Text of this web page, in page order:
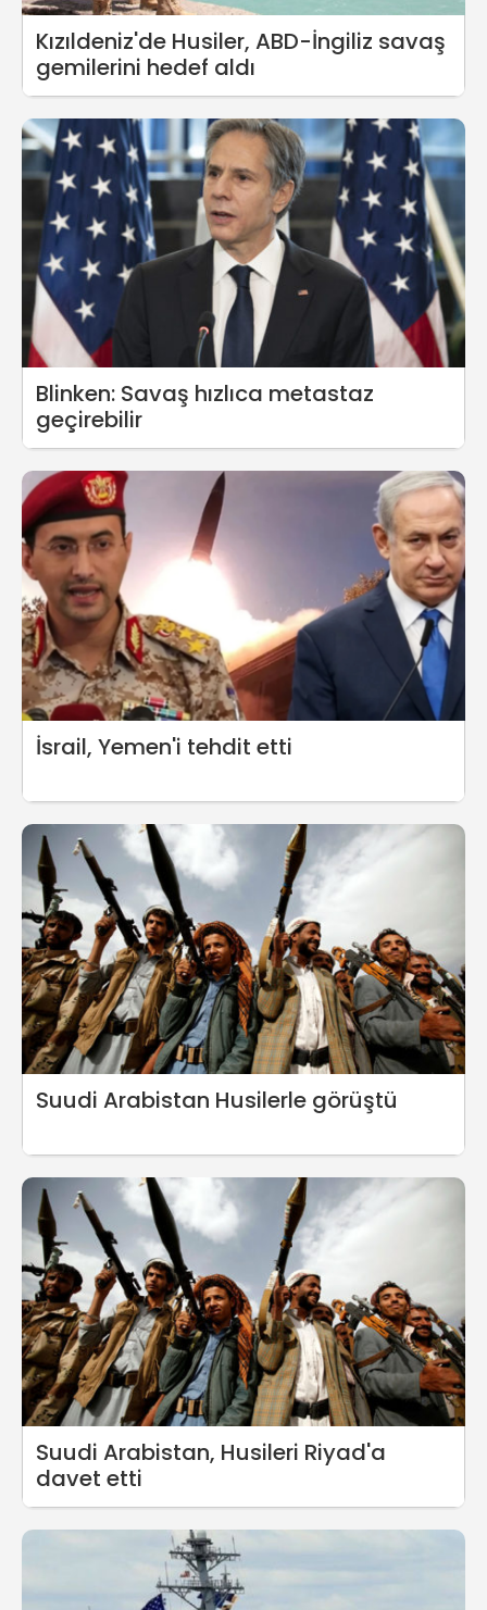
Kızıldeniz'de Husiler, ABD-İngiliz savaş
gemilerini hedef aldı
Blinken: Savaş hızlıca metastaz
geçirebilir
İsrail, Yemen'i tehdit etti
Suudi Arabistan Husilerle görüştü
Suudi Arabistan, Husileri Riyad'a
davet etti